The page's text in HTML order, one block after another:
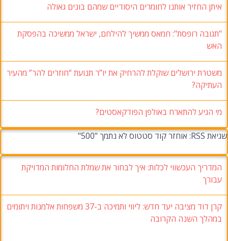
איתן החזיר אותנו לחומרים היסודיים שמהם בונים גאולה
"תגובה רופסת": חמאס ממשיך להילחם, ישראל ממשיכה בהפסקת
האש
משטרת ירושלים שוקלת להרחיק את יו”ר תנועת “חוזרים להר” מהעיר
העתיקה?
מי הגיע להתארח באולפן הפודקאסטים?
שגיאת RSS: אוחזר קוד סטטוס לא נתמך "500"
המדריך העכשווי לכלות: איך לבחור את שמלת החלומות המדויקת
עבורך
קרן דוד מציבה יעד חדש: ליווי ותמיכה ב-37 משפחות אלמנות ויתומים
במהלך השנה הקרובה